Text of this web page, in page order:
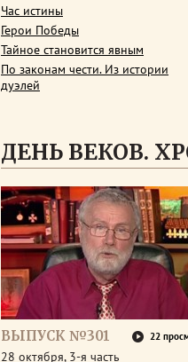
Час истины
Герои Победы
Тайное становится явным
По законам чести. Из истории
дуэлей
ДЕНЬ ВЕКОВ.
ВЫПУСК №301 22
28 октября, 3-я часть